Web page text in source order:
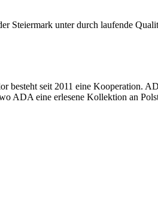
Steiermark unter durch laufende
besteht seit 2011 eine Kooperation.
ADA eine erlesene Kollektion an